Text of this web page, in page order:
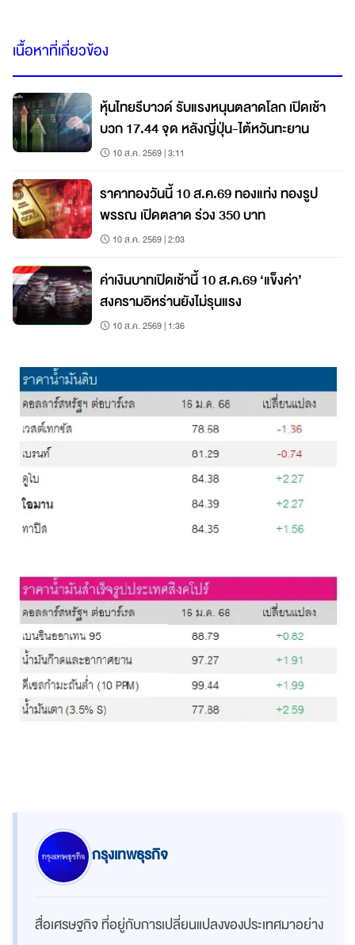
เนื้อหาที่เกี่ยวข้อง
หุ้นไทยรีบาวด์ รับแรงหนุนตลาดโลก เปิดเช้า
บวก 17.44 จุด หลังญี่ปุ่น-ไต้หวันทะยาน
10 ส.ค. 2569 | 3:11
ราคาทองวันนี้ 10 ส.ค.69 ทองแท่ง ทองรูป
พรรณ เปิดตลาด ร่วง 350 บาท
10 ส.ค. 2569 | 2:03
ค่าเงินบาทเปิดเช้านี้ 10 ส.ค.69 ‘แข็งค่า’
สงครามอิหร่านยังไม่รุนแรง
10 ส.ค. 2569 | 1:36
กรุงเทพธุรกิจ
สื่อเศรษฐกิจ ที่อยู่กับการเปลี่ยนแปลงของประเทศมาอย่าง